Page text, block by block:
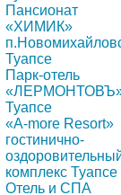
Пансионат
«ХИМИК»
Туапсе
Парк-отель
Туапсе
«A-more Resort»
гостинично-
комплекс Туапсе
Отель и СПА